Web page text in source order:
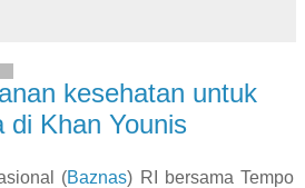
kesehatan untuk
di Khan Younis
(Baznas) RI bersama Tempo